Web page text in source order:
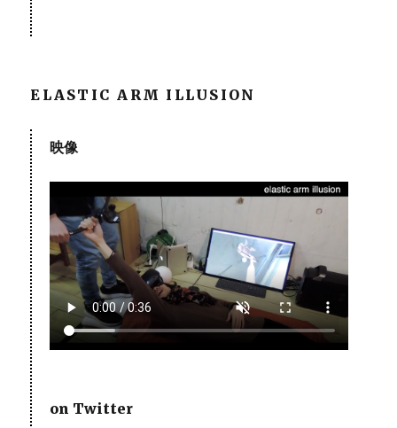
ELASTIC ARM ILLUSION
映像
on Twitter